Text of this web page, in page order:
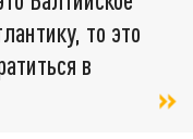
то это
в